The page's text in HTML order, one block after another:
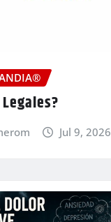
Jul 9, 2026